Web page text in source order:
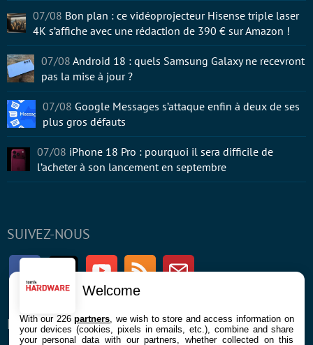
SUIVEZ-NOUS
FacebookTwitter Youtube RSS Newsletter
ENTREPRISE À PROPOS
07/08 Bon plan : ce vidéoprojecteur Hisense triple laser
4K s’affiche avec une rédaction de 390 € sur Amazon !
07/08 Android 18 : quels Samsung Galaxy ne recevront
pas la mise à jour ?
07/08 Google Messages s’attaque enfin à deux de ses
plus gros défauts
07/08 iPhone 18 Pro : pourquoi il sera difficile de
l’acheter à son lancement en septembre
Welcome
With our 226partners , we wish to store and access information on
your devices (cookies, pixels in emails, etc.), combine and share
your personal data with our partners, whether collected on this